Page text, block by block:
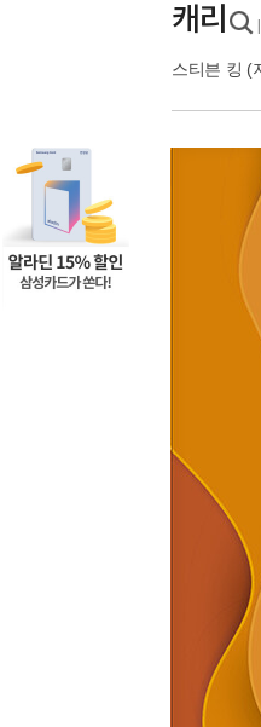
캐리
스티븐 킹 (